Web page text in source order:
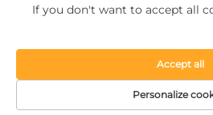
+86-
2024 شركة سوزهو سوفت جيم لتجهيزات المعدات الذكية
If you don't want to accept all
Personalize
Accept all